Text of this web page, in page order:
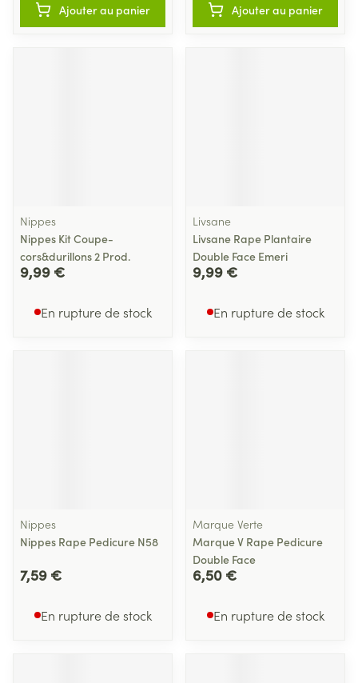
Ajouter au panier Ajouter au panier
Nippes
Nippes Kit Coupe-
cors&durillons 2 Prod.
9,99 €
En rupture de stock
Livsane
Livsane Rape Plantaire
Double Face Emeri
9,99 €
En rupture de stock
Nippes
Nippes Rape Pedicure N58
7,59 €
En rupture de stock
Marque Verte
Marque V Rape Pedicure
Double Face
6,50 €
En rupture de stock